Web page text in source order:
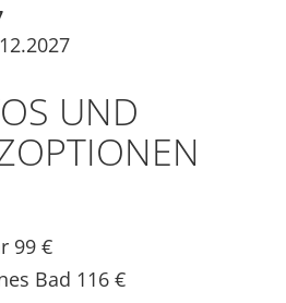
UND
99 €
Bad 116 €